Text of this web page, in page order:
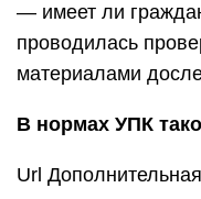
— имеет ли
проводилась
материалами
В нормах УПК
Url